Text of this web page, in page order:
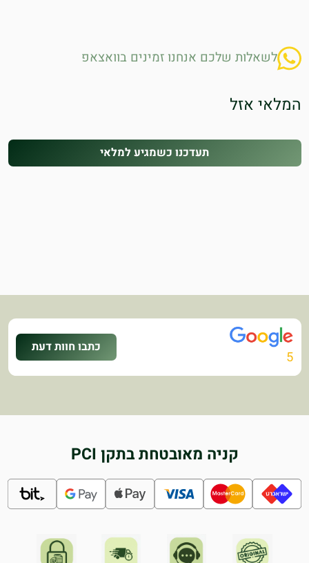
לשאלות שלכם אנחנו זמינים בוואצאפ
המלאי אזל
תעדכנו כשמגיע למלאי
5
כתבו חוות דעת
קניה מאובטחת בתקן PCI